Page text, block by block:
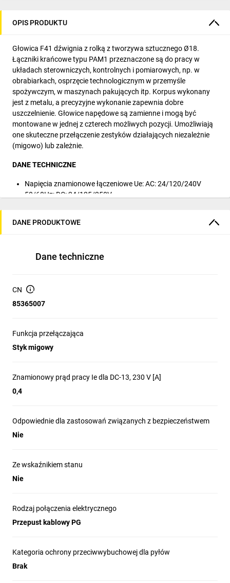
OPIS PRODUKTU
Głowica F41 dźwignia z rolką z tworzywa sztucznego Ø18.
Łączniki krańcowe typu PAM1 przeznaczone są do pracy w
układach sterowniczych, kontrolnych i pomiarowych, np. w
obrabiarkach, osprzęcie technologicznym w przemyśle
spożywczym, w maszynach pakujących itp. Korpus wykonany
jest z metalu, a precyzyjne wykonanie zapewnia dobre
uszczelnienie. Głowice napędowe są zamienne i mogą być
montowane w jednej z czterech możliwych pozycji. Umożliwiają
one skuteczne przełączenie zestyków działających niezależnie
(migowo) lub zależnie.
DANE TECHNICZNE
Napięcia znamionowe łączeniowe Ue: AC: 24/120/240V
50/60Hz; DC: 24/125/250V
Kategoria użytkowania: AC-15, DC-13
Zabezpieczenie zwarciowe (typ i max. wartości danych
1) 0<40°C: 10A
Zabezpieczenie przeciw wstrząsom elektrycznym (IEC
Max. częstość przestawień: 3600 cykli/h
Oporność stykowa: 25mΩ
Pozycja montażu: dowolna
DANE PRODUKTOWE
Dane techniczne
CN
85365007
Funkcja przełączająca
Styk migowy
Znamionowy prąd pracy Ie dla DC-13, 230 V [A]
0,4
Odpowiednie dla zastosowań związanych z bezpieczeństwem
Nie
Ze wskaźnikiem stanu
Nie
Rodzaj połączenia elektrycznego
Przepust kablowy PG
Kategoria ochrony przeciwwybuchowej dla pyłów
Brak